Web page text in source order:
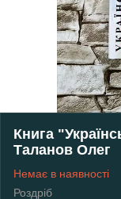
Книга
Таланов Олег
Немає в наявності
Роздріб